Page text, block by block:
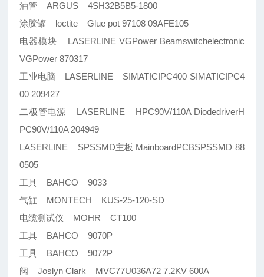
油管 ARGUS 4SH32B5B5-1800
涂胶罐 loctite Glue pot 97108 09AFE105
电器模块 LASERLINE VGPower Beamswitchelectronic
VGPower 870317
工业电脑 LASERLINE SIMATICIPC400 SIMATICIPC4
00 209427
二极管电源 LASERLINE HPC90V/110A DiodedriverH
PC90V/110A 204949
LASERLINE SPSSMD主板 MainboardPCBSPSSMD 88
0505
工具 BAHCO 9033
气缸 MONTECH KUS-25-120-SD
电缆测试仪 MOHR CT100
工具 BAHCO 9070P
工具 BAHCO 9072P
阀 Joslyn Clark MVC77U036A72 7.2KV 600A